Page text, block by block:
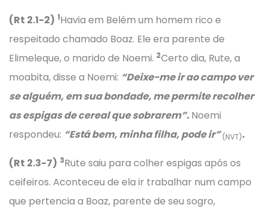
(Rt 2.1-2) 1Havia em Belém um homem rico e
respeitado chamado Boaz. Ele era parente de
Elimeleque, o marido de Noemi. 2Certo dia, Rute, a
moabita, disse a Noemi: “Deixe-me ir ao campo ver
se alguém, em sua bondade, me permite recolher
as espigas de cereal que sobrarem”.Noemi
respondeu: “Está bem, minha filha, pode ir”(NVT).
(Rt 2.3-7) 3Rute saiu para colher espigas após os
ceifeiros. Aconteceu de ela ir trabalhar num campo
que pertencia a Boaz, parente de seu sogro,